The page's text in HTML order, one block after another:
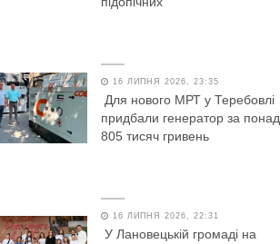
16 ЛИПНЯ 2026, 23:35
Для нового МРТ у Теребовлі
придбали генератор за понад
805 тисяч гривень
16 ЛИПНЯ 2026, 22:31
У Лановецькій громаді на